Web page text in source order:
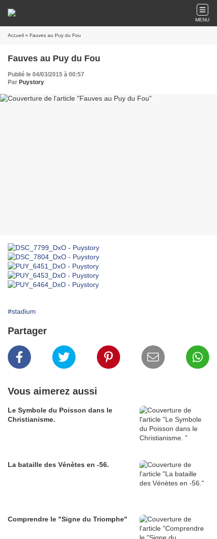
MENU
Accueil » Fauves au Puy du Fou
Fauves au Puy du Fou
Publié le 04/03/2015 à 00:57
Par Puystory
#stadium
Partager
Vous aimerez aussi
Le Symbole du Poisson dans le
Christianisme.
La bataille des Vénètes en -56.
Comprendre le "Signe du Triomphe"